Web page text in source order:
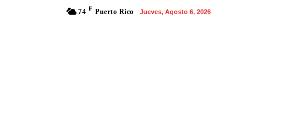
74 F Puerto Rico Jueves, Agosto 6, 2026